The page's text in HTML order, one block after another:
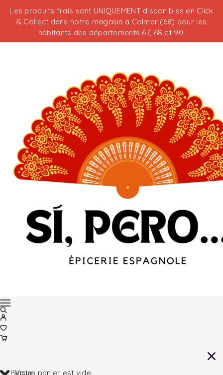
Les produits frais sont UNIQUEMENT disponibles en Click
& Collect dans notre magasin a Colmar (68) pour les
habitants des départements 67, 68 et 90.
Votre panier est vide.
Retour